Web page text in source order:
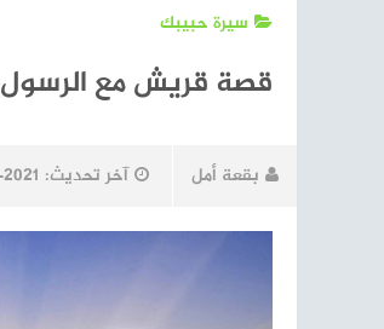
سيرة حبيبك
قصة قريش مع الرسول
بقعة أمل آخر تحديث: 2021-02-07